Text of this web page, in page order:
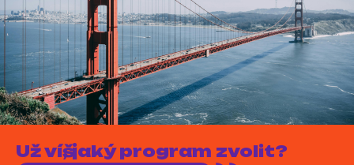
Už víš, jaký program zvolit?